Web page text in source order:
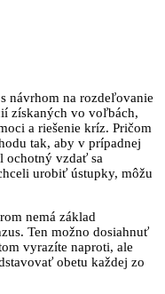
návrhom na rozdeľovanie
získaných vo voľbách,
a riešenie kríz. Pričom
tak, aby v prípadnej
ochotný vzdať sa
urobiť ústupky, môžu
nemá základ
Ten možno dosiahnuť
vyrazíte naproti, ale
obetu každej zo